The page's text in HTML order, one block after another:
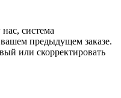
система
предыдущем заказе.
или скорректировать